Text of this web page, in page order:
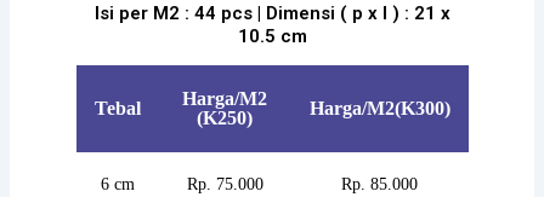
Isi per M2 : 44 pcs | Dimensi ( p x l ) : 21 x
10.5 cm
Tebal
Harga/M2
(K250)
Harga/M2(K300)
6 cm Rp. 75.000 Rp. 85.000